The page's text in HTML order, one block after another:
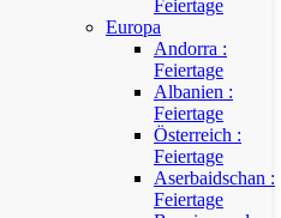
Feiertage
Europa
Andorra :
Feiertage
Albanien :
Feiertage
Österreich :
Feiertage
Aserbaidschan :
Feiertage